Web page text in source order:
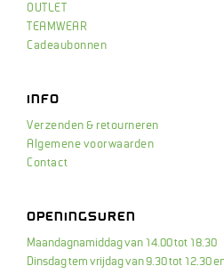
OUTLET
TEAMWEAR
Cadeaubonnen
INFO
Verzenden & retourneren
Algemene voorwaarden
Contact
OPENINGSUREN
Maandagnamiddag van 14.00 tot 18.30
Dinsdag tem vrijdag van 9.30 tot 12.30